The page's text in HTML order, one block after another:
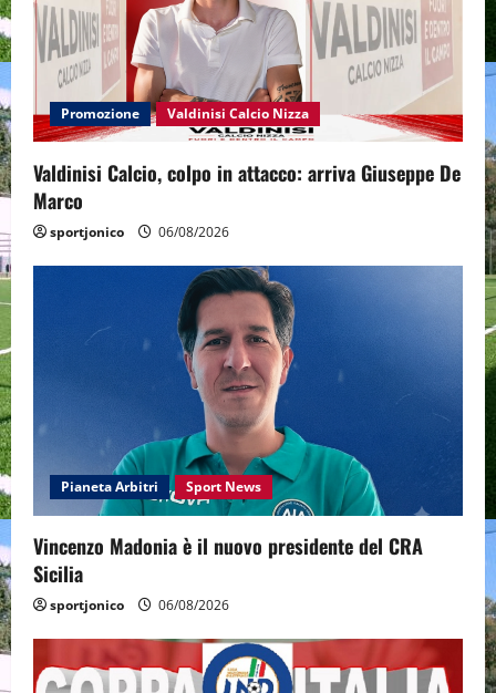
Promozione Valdinisi Calcio Nizza
Valdinisi Calcio, colpo in attacco: arriva Giuseppe De
Marco
sportjonico 06/08/2026
Pianeta Arbitri Sport News
Vincenzo Madonia è il nuovo presidente del CRA
Sicilia
sportjonico 06/08/2026